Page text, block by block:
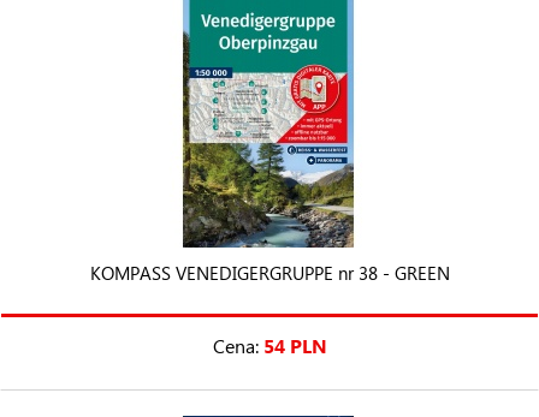
KOMPASS VENEDIGERGRUPPE nr 38 - GREEN
Cena: 54 PLN